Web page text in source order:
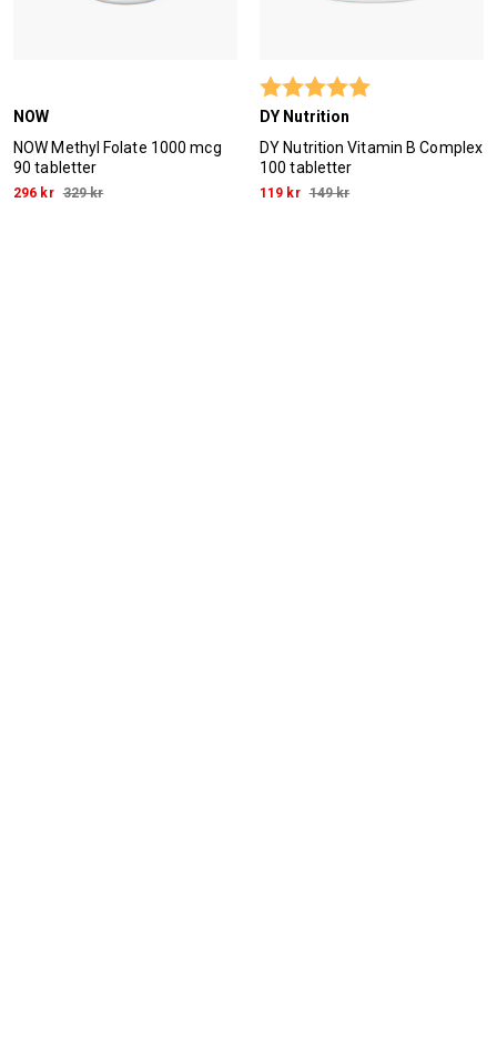
NOW
NOW Methyl Folate 1000 mcg
90 tabletter
296 kr 329 kr
Betyg:
DY Nutrition
DY Nutrition Vitamin B Complex
100 tabletter
119 kr 149 kr